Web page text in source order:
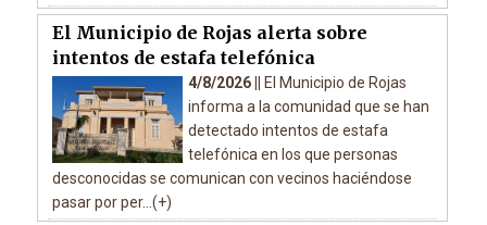
El Municipio de Rojas alerta sobre
intentos de estafa telefónica
4/8/2026 ||
El Municipio de Rojas
informa a la comunidad que se han
detectado intentos de estafa
telefónica en los que personas
desconocidas se comunican con vecinos haciéndose
pasar por per...(+)